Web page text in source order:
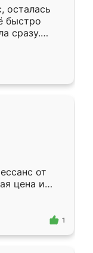
осталась
быстро
сразу.
к
Собрали
даже
от
цена и
1